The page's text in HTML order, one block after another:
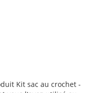
Kit sac au crochet -